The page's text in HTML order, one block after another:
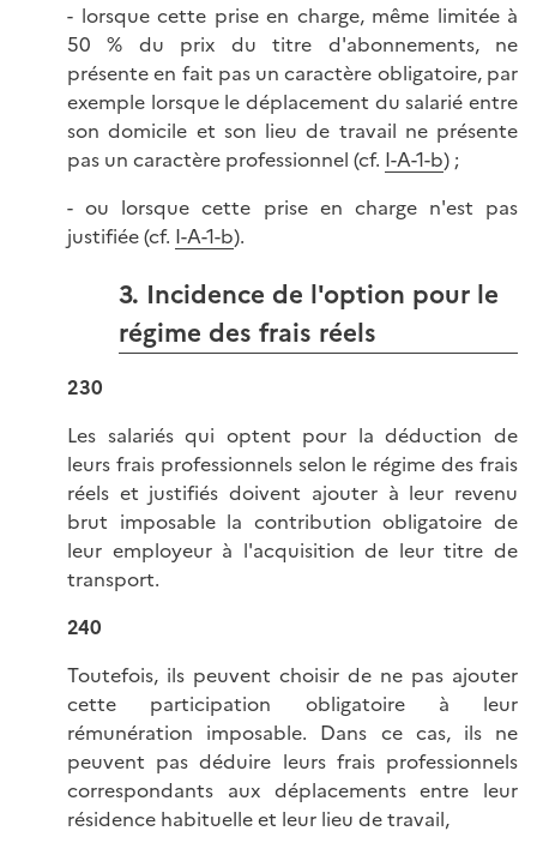
- lorsque cette prise en charge, même limitée à
50 % du prix du titre d'abonnements, ne
présente en fait pas un caractère obligatoire, par
exemple lorsque le déplacement du salarié entre
son domicile et son lieu de travail ne présente
pas un caractère professionnel (cf. I-A-1-b) ;
- ou lorsque cette prise en charge n'est pas
justifiée (cf. I-A-1-b).
3. Incidence de l'option pour le
régime des frais réels
230
Les salariés qui optent pour la déduction de
leurs frais professionnels selon le régime des frais
réels et justifiés doivent ajouter à leur revenu
brut imposable la contribution obligatoire de
leur employeur à l'acquisition de leur titre de
transport.
240
Toutefois, ils peuvent choisir de ne pas ajouter
cette participation obligatoire à leur
rémunération imposable. Dans ce cas, ils ne
peuvent pas déduire leurs frais professionnels
correspondants aux déplacements entre leur
résidence habituelle et leur lieu de travail,